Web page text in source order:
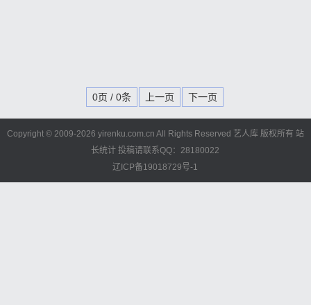
0页 / 0条 上一页 下一页
Copyright © 2009-2026 yirenku.com.cn All Rights Reserved 艺人库 版权所有 站
长统计 投稿请联系QQ：28180022
辽ICP备19018729号-1